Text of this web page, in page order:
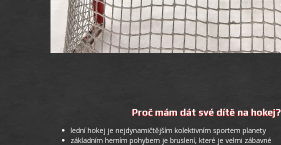
Proč mám dát své dítě na hokej?
lední hokej je nejdynamičtějším kolektivním sportem planety
základním herním pohybem je bruslení, které je velmi zábavné